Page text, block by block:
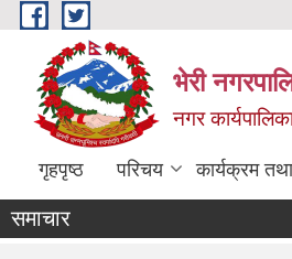
Skip to main content
भेरी
नगर
गृहपृष्ठ परिचय कार्यक्रम
समाचार